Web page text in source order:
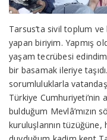
Tarsus’ta sivil toplum ve
yapan biriyim. Yapmış
yaşam tecrübesi
bir basamak ileriye
sorumluluklarla
Türkiye Cumhuriyeti’nin
bulduğum Mevlâ’mızın
kuruluşlarının